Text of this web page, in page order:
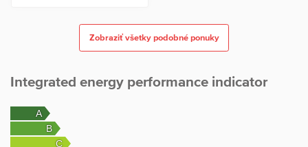
Zobraziť všetky podobné ponuky
Integrated energy performance indicator